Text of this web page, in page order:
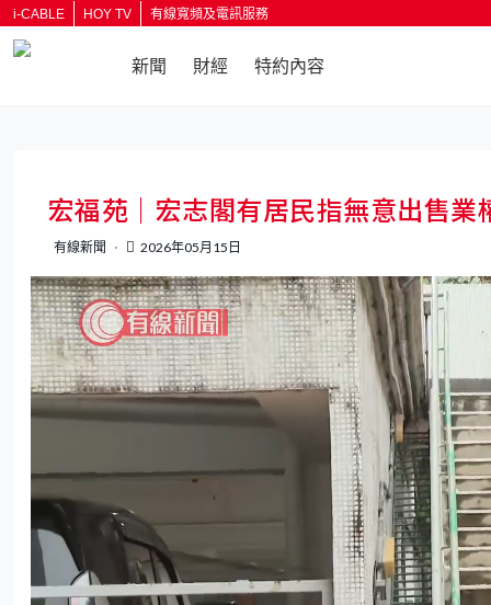
i-CABLE HOY TV 有線寬頻及電訊服務
新聞 財經 特約內容
宏福苑｜宏志閣有居民指無意出售
有線新聞 2026年05月15日